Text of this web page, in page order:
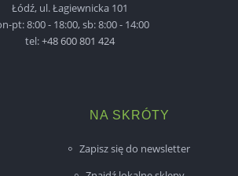
Łódź, ul. Łagiewnicka 101
pt: 8:00 - 18:00, sb: 8:00 - 14:00
tel:+48 600 801 424
NA SKRÓTY
Zapisz się do newsletter